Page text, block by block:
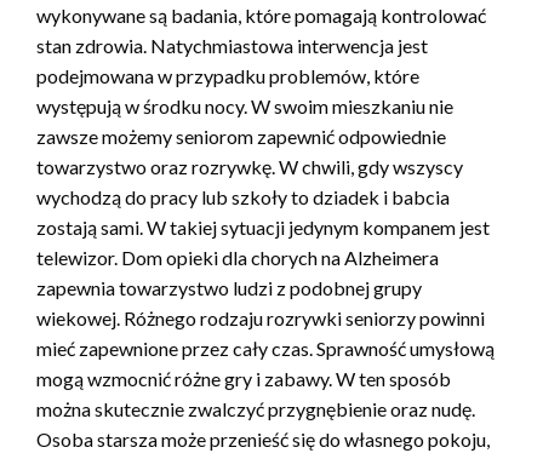
wykonywane są badania, które pomagają kontrolować
stan zdrowia. Natychmiastowa interwencja jest
podejmowana w przypadku problemów, które
występują w środku nocy. W swoim mieszkaniu nie
zawsze możemy seniorom zapewnić odpowiednie
towarzystwo oraz rozrywkę. W chwili, gdy wszyscy
wychodzą do pracy lub szkoły to dziadek i babcia
zostają sami. W takiej sytuacji jedynym kompanem jest
telewizor. Dom opieki dla chorych na Alzheimera
zapewnia towarzystwo ludzi z podobnej grupy
wiekowej. Różnego rodzaju rozrywki seniorzy powinni
mieć zapewnione przez cały czas. Sprawność umysłową
mogą wzmocnić różne gry i zabawy. W ten sposób
można skutecznie zwalczyć przygnębienie oraz nudę.
Osoba starsza może przenieść się do własnego pokoju,